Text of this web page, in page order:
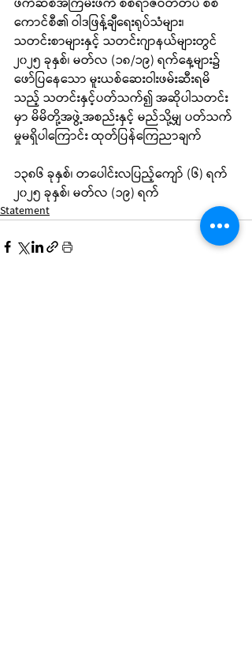
ကောင်စီ၏ ဝါဒဖြန့်ချီရေးရုပ်သံများ၊
သတင်းစာများနှင့် သတင်းဂျာနယ်များတွင်
၂၀၂၅ ခုနှစ်၊ မတ်လ (၁၈/၁၉) ရက်နေ့များ၌
ဖော်ပြနေသော မူးယစ်ဆေးဝါးဖမ်းဆီးရမိ
သည့် သတင်းနှင့်ပတ်သက်၍ အဆိုပါသတင်း
မှာ မိမိတို့အဖွဲ့အစည်းနှင့် မည်သို့မျှ ပတ်သက်
မှုမရှိပါကြောင်း ထုတ်ပြန်ကြေညာချက်
၁၃၈၆ ခုနှစ်၊ တပေါင်းလပြည့်ကျော် (၆) ရက်
၂၀၂၅ ခုနှစ်၊ မတ်လ (၁၉) ရက်
Statement